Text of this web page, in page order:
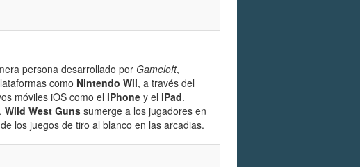
persona desarrollado porGameloft,
como Nintendo Wii, a través del
móviles iOS como el iPhone y el iPad.
Wild West Guns sumerge a los jugadores en
los juegos de tiro al blanco en las arcadias.